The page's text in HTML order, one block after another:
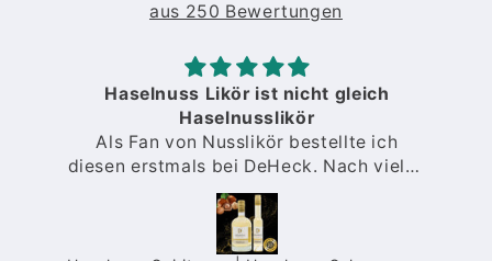
aus 250 Bewertungen
Haselnuss Likör ist nicht gleich
Haselnusslikör
Als Fan von Nusslikör bestellte ich
diesen erstmals bei DeHeck. Nach vielen
Proben anderer Sorten von
verschiedenen Anbietern stellte ich fest,
dass manche zu intensiv nach Nuss